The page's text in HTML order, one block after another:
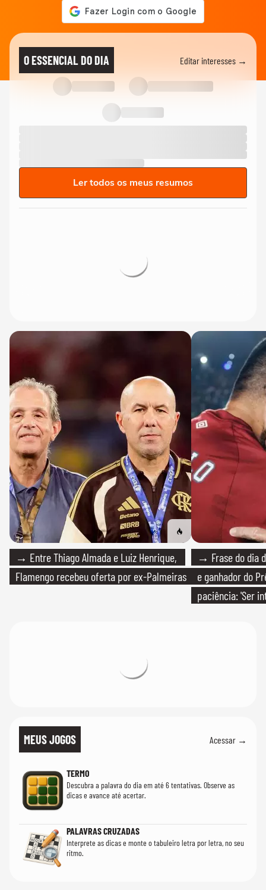
O ESSENCIAL DO DIA Editar interesses →
Ler todos os meus resumos
→ Entre Thiago Almada e Luiz Henrique,
Flamengo recebeu oferta por ex-Palmeiras
→ Frase do dia
e ganhador do
paciência: 'Ser
MEUS JOGOS Acessar →
TERMO
Descubra a palavra do dia em até 6 tentativas. Observe as
dicas e avance até acertar.
PALAVRAS CRUZADAS
Interprete as dicas e monte o tabuleiro letra por letra, no seu
ritmo.